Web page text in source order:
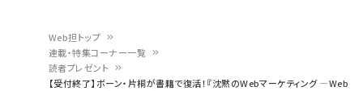
Web担トップ
連載・特集コーナー一覧
読者プレゼント
【受付終了】ボーン・片桐が書籍で復活！『沈黙のWebマーケティング ―Web